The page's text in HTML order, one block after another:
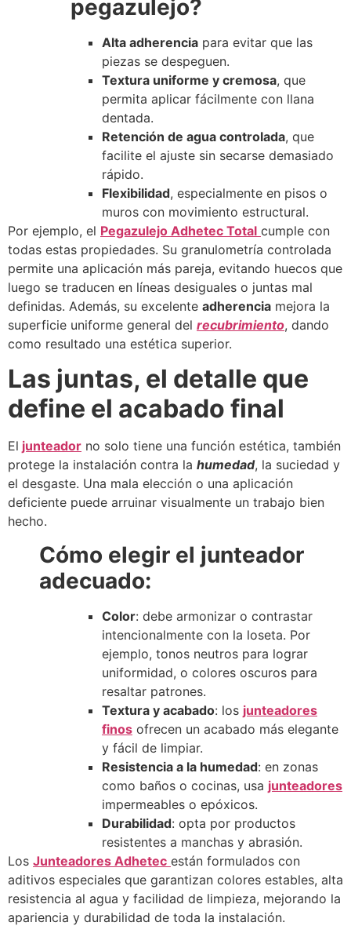
pegazulejo?
Alta adherencia para evitar que las
piezas se despeguen.
Textura uniforme y cremosa, que
permita aplicar fácilmente con llana
dentada.
Retención de agua controlada, que
facilite el ajuste sin secarse demasiado
rápido.
Flexibilidad, especialmente en pisos o
muros con movimiento estructural.
Por ejemplo, el Pegazulejo Adhetec Total cumple con
todas estas propiedades. Su granulometría controlada
permite una aplicación más pareja, evitando huecos que
luego se traducen en líneas desiguales o juntas mal
definidas. Además, su excelente adherencia mejora la
superficie uniforme general del recubrimiento, dando
como resultado una estética superior.
Las juntas, el detalle que
define el acabado final
El junteador no solo tiene una función estética, también
protege la instalación contra la humedad, la suciedad y
el desgaste. Una mala elección o una aplicación
deficiente puede arruinar visualmente un trabajo bien
hecho.
Cómo elegir el junteador
adecuado:
Color: debe armonizar o contrastar
intencionalmente con la loseta. Por
ejemplo, tonos neutros para lograr
uniformidad, o colores oscuros para
resaltar patrones.
Textura y acabado: los junteadores
finos ofrecen un acabado más elegante
y fácil de limpiar.
Resistencia a la humedad: en zonas
como baños o cocinas, usa junteadores
impermeables o epóxicos.
Durabilidad: opta por productos
resistentes a manchas y abrasión.
Los Junteadores Adhetec están formulados con
aditivos especiales que garantizan colores estables, alta
resistencia al agua y facilidad de limpieza, mejorando la
apariencia y durabilidad de toda la instalación.